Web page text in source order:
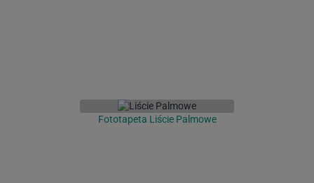
Fototapeta Liście Palmowe